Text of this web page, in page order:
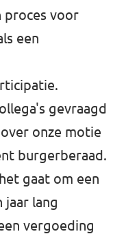
proces voor
een
gevraagd
onze motie
burgerberaad.
gaat om een
jaar lang
vergoeding